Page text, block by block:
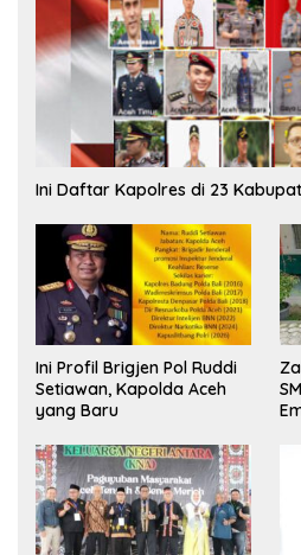
Ini Daftar Kapolres di 23
Ini Profil Brigjen Pol Ruddi
Setiawan, Kapolda Aceh
yang Baru